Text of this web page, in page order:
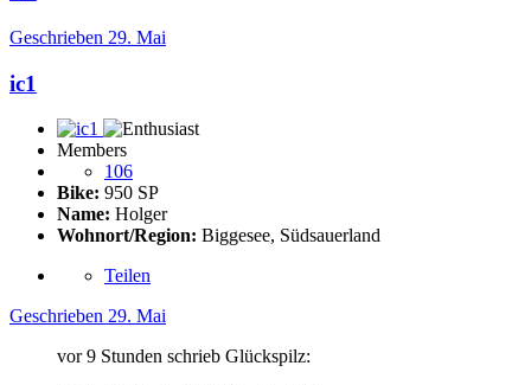
Geschrieben 29. Mai
ic1
Members
106
Bike: 950 SP
Name: Holger
Wohnort/Region: Biggesee, Südsauerland
Teilen
Geschrieben 29. Mai
vor 9 Stunden schrieb Glückspilz: